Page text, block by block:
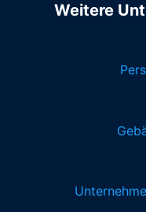
Weitere